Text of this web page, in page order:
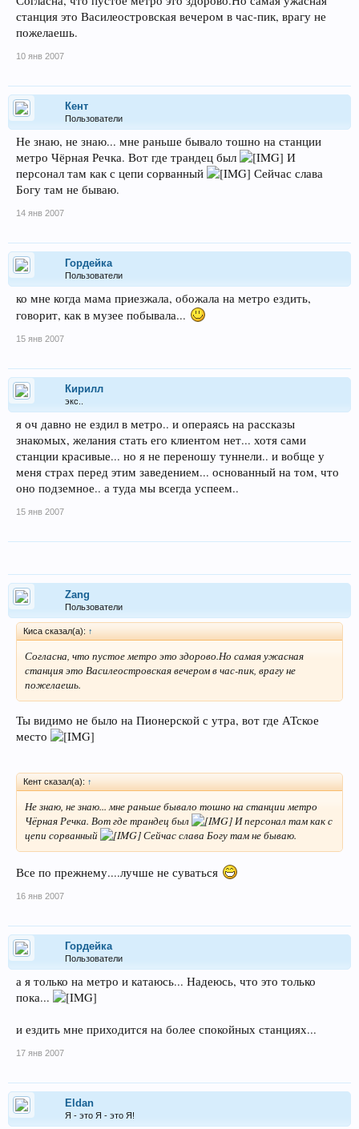
станция это Василеостровская вечером в час-пик, врагу не
пожелаешь.
10 янв 2007
Кент
Пользователи
Не знаю, не знаю... мне раньше бывало тошно на станции
метро Чёрная Речка. Вот где трандец был
И
персонал там как с цепи сорванный
Сейчас слава
Богу там не бываю.
14 янв 2007
Гордейка
Пользователи
ко мне когда мама приезжала, обожала на метро ездить,
говорит, как в музее побывала...
15 янв 2007
Кирилл
экс..
я оч давно не ездил в метро.. и операясь на рассказы
знакомых, желания стать его клиентом нет... хотя сами
станции красивые... но я не переношу туннели.. и вобще у
меня страх перед этим заведением... основанный на том, что
оно подземное.. а туда мы всегда успеем..
15 янв 2007
Zang
Пользователи
Киса сказал(а): ↑
Согласна, что пустое метро это здорово.Но самая ужасная
станция это Василеостровская вечером в час-пик, врагу не
пожелаешь.
Ты видимо не было на Пионерской с утра, вот где АТское
место
Кент сказал(а): ↑
Не знаю, не знаю... мне раньше бывало тошно на станции метро
Чёрная Речка. Вот где трандец был
И персонал там как с
цепи сорванный
Сейчас слава Богу там не бываю.
Все по прежнему....лучше не суваться
16 янв 2007
Гордейка
Пользователи
а я только на метро и катаюсь... Надеюсь, что это только
пока...
и ездить мне приходится на более спокойных станциях...
17 янв 2007
Eldan
Я - это Я - это Я!